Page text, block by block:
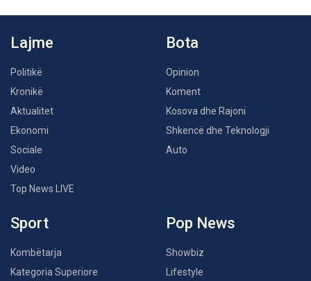
Lajme
Politikë
Kronikë
Aktualitet
Ekonomi
Sociale
Video
Top News LIVE
Bota
Opinion
Koment
Kosova dhe Rajoni
Shkencë dhe Teknologji
Auto
Sport
Kombëtarja
Kategoria Superiore
Pop News
Showbiz
Lifestyle